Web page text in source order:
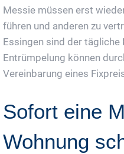
Messie müssen erst
führen und anderen zu
Essingen sind der tägliche
Entrümpelung können
Vereinbarung eines
Sofort eine
Wohnung